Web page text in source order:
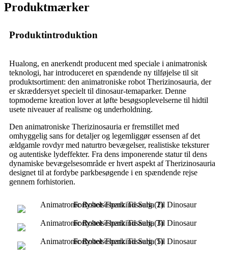
Produktmærker
Produktintroduktion
Hualong, en anerkendt producent med speciale i animatronisk
teknologi, har introduceret en spændende ny tilføjelse til sit
produktsortiment: den animatroniske robot Therizinosauria, der
er skræddersyet specielt til dinosaur-temaparker. Denne
topmoderne kreation lover at løfte besøgsoplevelserne til hidtil
usete niveauer af realisme og underholdning.
Den animatroniske Therizinosauria er fremstillet med
omhyggelig sans for detaljer og legemliggør essensen af ​​det
ældgamle rovdyr med naturtro bevægelser, realistiske teksturer
og autentiske lydeffekter. Fra dens imponerende statur til dens
dynamiske bevægelsesområde er hvert aspekt af Therizinosauria
designet til at fordybe parkbesøgende i en spændende rejse
gennem forhistorien.